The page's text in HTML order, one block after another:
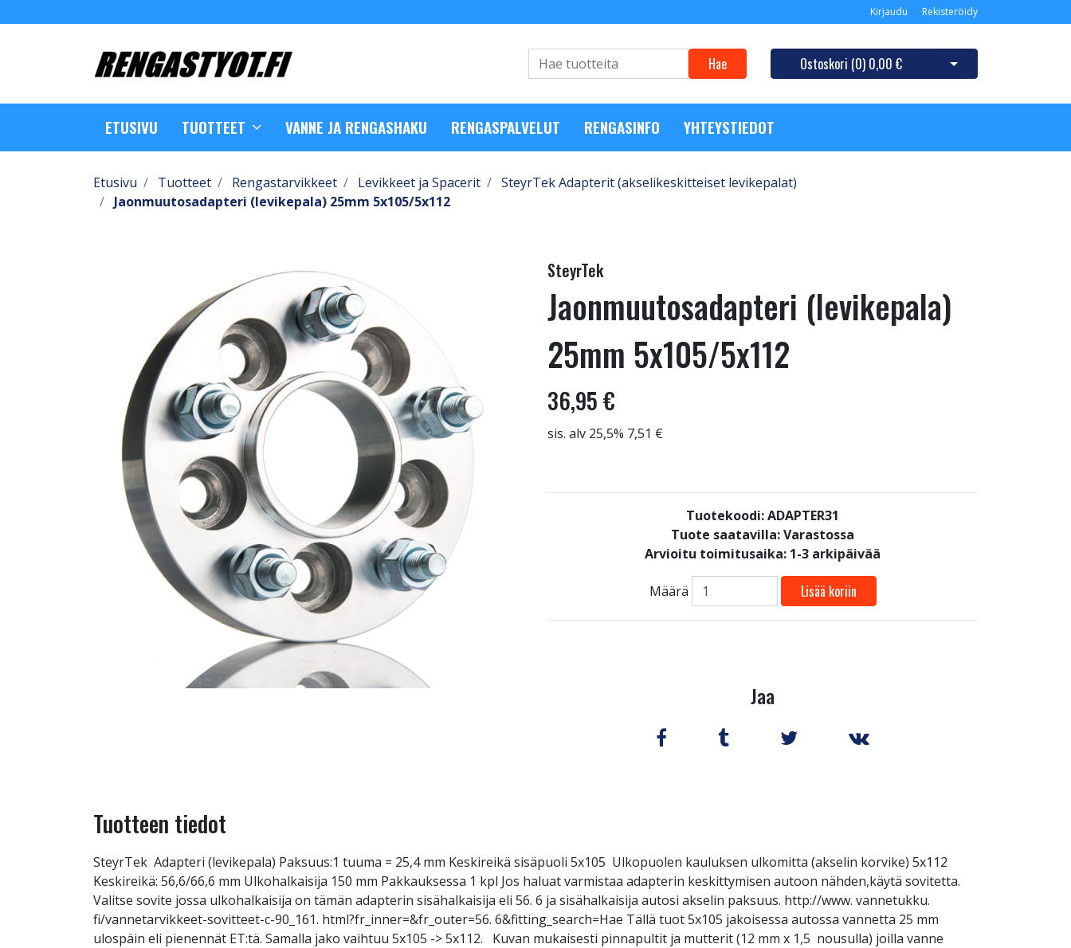
Kirjaudu Rekisteröidy
Hae Ostoskori (0) 0,00 € Avaa ostoskori
ETUSIVU TUOTTEET VANNE JA RENGASHAKU RENGASPALVELUT RENGASINFO YHTEYSTIEDOT
Etusivu Tuotteet Rengastarvikkeet Levikkeet ja Spacerit
SteyrTek Adapterit (akselikeskitteiset levikepalat)
Jaonmuutosadapteri (levikepala) 25mm 5x105/5x112
SteyrTek
Jaonmuutosadapteri (levikepala)
25mm 5x105/5x112
36,95 €
sis. alv 25,5% 7,51 €
Tuotekoodi: ADAPTER31
Tuote saatavilla:Varastossa
Arvioitu toimitusaika: 1-3 arkipäivää
Määrä Lisää koriin
Jaa
Tuotteen tiedot
SteyrTek Adapteri (levikepala) Paksuus:1 tuuma = 25,4 mm Keskireikä sisäpuoli 5x105 Ulkopuolen kauluksen ulkomitta (akselin korvike) 5x112
Keskireikä: 56,6/66,6 mm Ulkohalkaisija 150 mm Pakkauksessa 1 kpl Jos haluat varmistaa adapterin keskittymisen autoon nähden,käytä sovitetta.
Valitse sovite jossa ulkohalkaisija on tämän adapterin sisähalkaisija eli 56. 6 ja sisähalkaisija autosi akselin paksuus. http://www. vannetukku.
fi/vannetarvikkeet-sovitteet-c-90_161. html?fr_inner=&fr_outer=56. 6&fitting_search=Hae Tällä tuot 5x105 jakoisessa autossa vannetta 25 mm
ulospäin eli pienennät ET:tä. Samalla jako vaihtuu 5x105 -> 5x112. Kuvan mukaisesti pinnapultit ja mutterit (12 mm x 1,5 nousulla) joilla vanne